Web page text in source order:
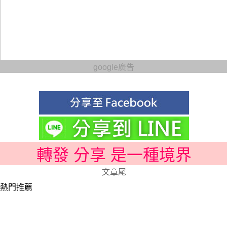
google廣告
轉發 分享 是一種境界
文章尾
熱門推薦